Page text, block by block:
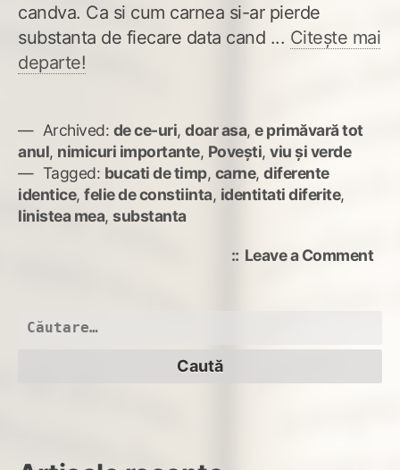
candva. Ca si cum carnea si-ar pierde
substanta de fiecare data cand ... Citește mai
departe!
Archived: de ce-uri, doar asa, e primăvară tot
anul, nimicuri importante, Povești, viu și verde
Tagged: bucati de timp, carne, diferente
identice, felie de constiinta, identitati diferite,
linistea mea, substanta
Leave a Commenton
Caută